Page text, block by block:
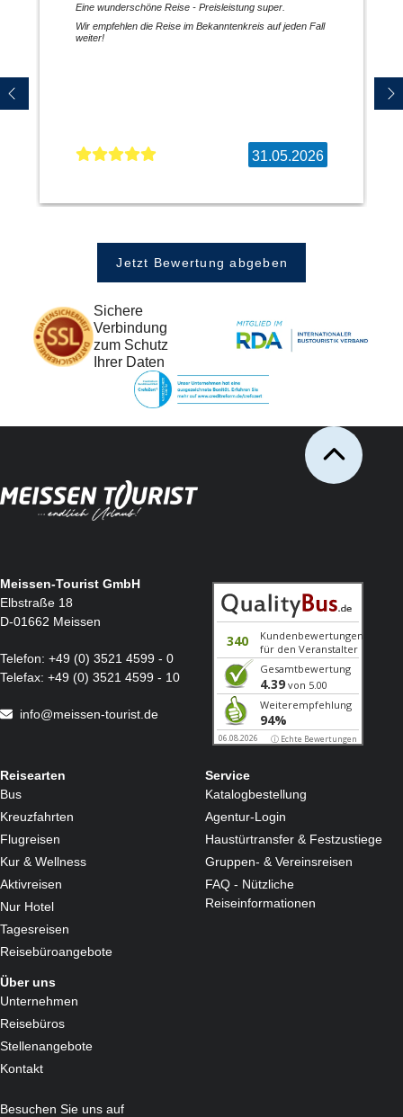
Eine wunderschöne Reise - Preisleistung super.
Wir empfehlen die Reise im Bekanntenkreis auf jeden Fall
weiter!
31.05.2026
Jetzt Bewertung abgeben
Sichere
Verbindung
zum Schutz
Ihrer Daten
Meissen-Tourist GmbH
Elbstraße 18
D-01662 Meissen
Telefon: +49 (0) 3521 4599 - 0
Telefax: +49 (0) 3521 4599 - 10
info@meissen-tourist.de
Reisearten
Bus
Kreuzfahrten
Flugreisen
Kur & Wellness
Aktivreisen
Nur Hotel
Tagesreisen
Reisebüroangebote
Service
Katalogbestellung
Agentur-Login
Haustürtransfer & Festzustiege
Gruppen- & Vereinsreisen
FAQ - Nützliche
Reiseinformationen
Über uns
Unternehmen
Reisebüros
Stellenangebote
Kontakt
Besuchen Sie uns auf